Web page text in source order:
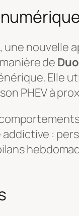
, une nouvelle
de
Elle
PHEV à
: